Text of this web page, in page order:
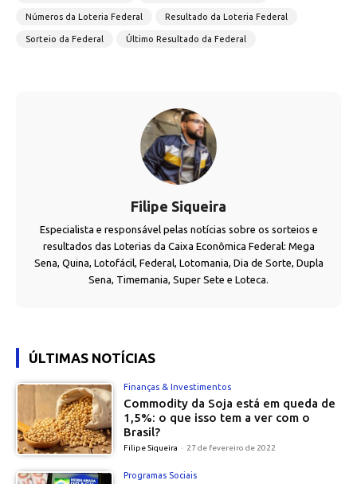
Números da Loteria Federal Resultado da Loteria Federal
Sorteio da Federal Último Resultado da Federal
Filipe Siqueira
Especialista e responsável pelas notícias sobre os sorteios e
resultados das Loterias da Caixa Econômica Federal: Mega
Sena, Quina, Lotofácil, Federal, Lotomania, Dia de Sorte, Dupla
Sena, Timemania, Super Sete e Loteca.
ÚLTIMAS NOTÍCIAS
Finanças & Investimentos
Commodity da Soja está em queda de
1,5%: o que isso tem a ver com o
Brasil?
Filipe Siqueira - 27 de fevereiro de 2022
Programas Sociais